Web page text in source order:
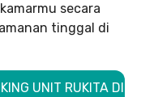
secara
tinggal di
UNIT RUKITA DI